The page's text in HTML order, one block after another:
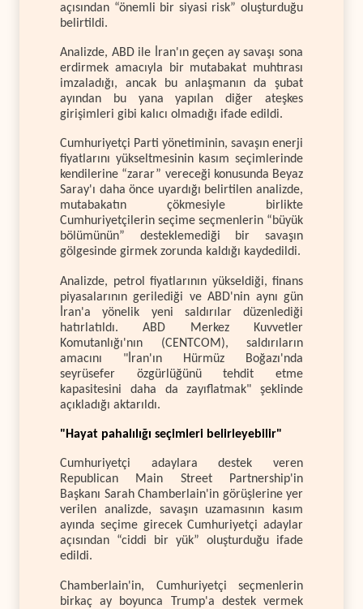
açısından “önemli bir siyasi risk” oluşturduğu
belirtildi.
Analizde, ABD ile İran'ın geçen ay savaşı sona
erdirmek amacıyla bir mutabakat muhtırası
imzaladığı, ancak bu anlaşmanın da şubat
ayından bu yana yapılan diğer ateşkes
girişimleri gibi kalıcı olmadığı ifade edildi.
Cumhuriyetçi Parti yönetiminin, savaşın enerji
fiyatlarını yükseltmesinin kasım seçimlerinde
kendilerine “zarar” vereceği konusunda Beyaz
Saray'ı daha önce uyardığı belirtilen analizde,
mutabakatın çökmesiyle birlikte
Cumhuriyetçilerin seçime seçmenlerin “büyük
bölümünün” desteklemediği bir savaşın
gölgesinde girmek zorunda kaldığı kaydedildi.
Analizde, petrol fiyatlarının yükseldiği, finans
piyasalarının gerilediği ve ABD'nin aynı gün
İran'a yönelik yeni saldırılar düzenlediği
hatırlatıldı. ABD Merkez Kuvvetler
Komutanlığı'nın (CENTCOM), saldırıların
amacını "İran'ın Hürmüz Boğazı'nda
seyrüsefer özgürlüğünü tehdit etme
kapasitesini daha da zayıflatmak" şeklinde
açıkladığı aktarıldı.
"Hayat pahalılığı seçimleri belirleyebilir"
Cumhuriyetçi adaylara destek veren
Republican Main Street Partnership'in
Başkanı Sarah Chamberlain'in görüşlerine yer
verilen analizde, savaşın uzamasının kasım
ayında seçime girecek Cumhuriyetçi adaylar
açısından “ciddi bir yük” oluşturduğu ifade
edildi.
Chamberlain'in, Cumhuriyetçi seçmenlerin
birkaç ay boyunca Trump'a destek vermek